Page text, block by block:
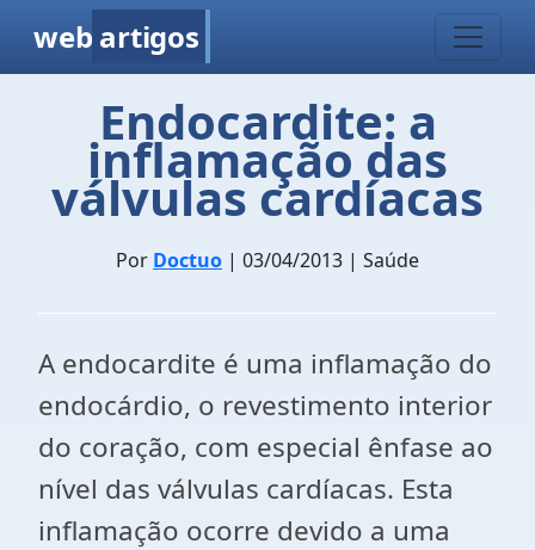
web artigos
Endocardite: a
inflamação das
válvulas cardíacas
Por Doctuo | 03/04/2013 | Saúde
A endocardite é uma inflamação do
endocárdio, o revestimento interior
do coração, com especial ênfase ao
nível das válvulas cardíacas. Esta
inflamação ocorre devido a uma